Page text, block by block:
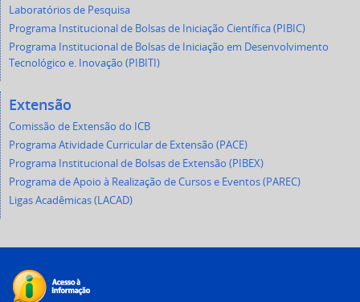
Laboratórios de Pesquisa
Programa Institucional de Bolsas de Iniciação Científica (PIBIC)
Programa Institucional de Bolsas de Iniciação em Desenvolvimento
Tecnológico e. Inovação (PIBITI)
Extensão
Comissão de Extensão do ICB
Programa Atividade Curricular de Extensão (PACE)
Programa Institucional de Bolsas de Extensão (PIBEX)
Programa de Apoio à Realização de Cursos e Eventos (PAREC)
Ligas Acadêmicas (LACAD)